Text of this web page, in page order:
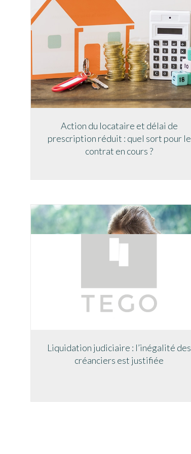
Action du locataire et délai de
prescription réduit : quel sort pour le
contrat en cours ?
Liquidation judiciaire : l’inégalité des
créanciers est justifiée